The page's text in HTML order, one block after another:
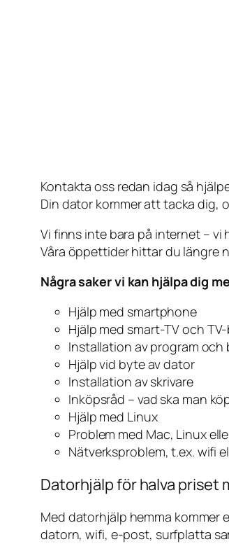
Kontakta oss redan idag så
Din dator kommer att tacka dig,
Vi finns inte bara på internet – vi
Våra öppettider hittar du längre
Några saker vi kan hjälpa dig
Hjälp med smartphone
Hjälp med smart-TV och
Installation av program
Hjälp vid byte av dator
Installation av skrivare
Inköpsråd – vad ska man
Hjälp med Linux
Problem med Mac, Linux
Nätverksproblem, t.ex. wifi
Datorhjälp för halva priset
Med datorhjälp hemma kommer
datorn, wifi, e-post, surfplatta